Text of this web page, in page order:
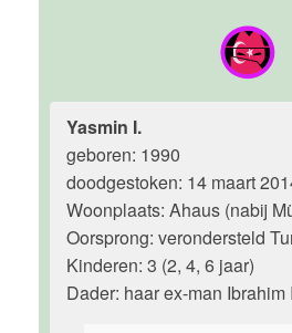
Yasmin I.
geboren: 1990
doodgestoken: 14 maart
Woonplaats: Ahaus (nabij
Oorsprong: verondersteld
Kinderen: 3 (2, 4, 6 jaar)
Dader: haar ex-man Ibrahim